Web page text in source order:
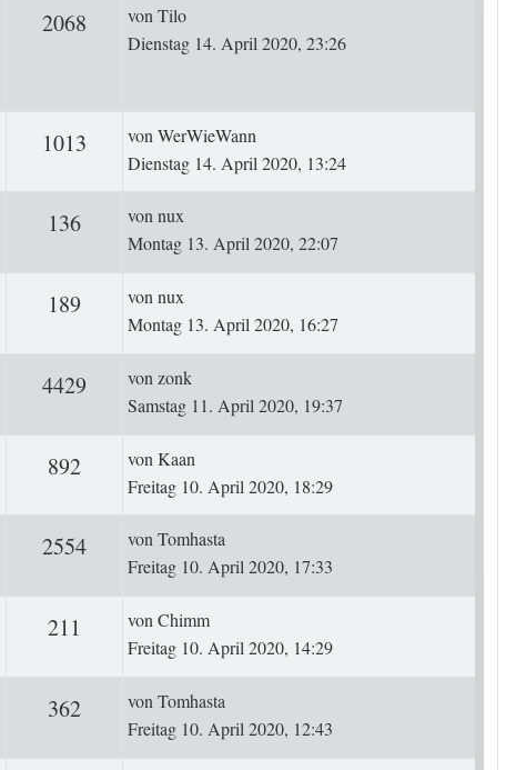
2068 ZugriffeLetzter Beitrag
vonTilo
Dienstag 14. April 2020, 23:26
1013 ZugriffeLetzter Beitrag
vonWerWieWann
Dienstag 14. April 2020, 13:24
136ZugriffeLetzter Beitrag
vonnux
Montag 13. April 2020, 22:07
189ZugriffeLetzter Beitrag
vonnux
Montag 13. April 2020, 16:27
4429 ZugriffeLetzter Beitrag
vonzonk
Samstag 11. April 2020, 19:37
892ZugriffeLetzter Beitrag
vonKaan
Freitag 10. April 2020, 18:29
2554ZugriffeLetzter Beitrag
vonTomhasta
Freitag 10. April 2020, 17:33
211 ZugriffeLetzter Beitrag
vonChimm
Freitag 10. April 2020, 14:29
362ZugriffeLetzter Beitrag
vonTomhasta
Freitag 10. April 2020, 12:43